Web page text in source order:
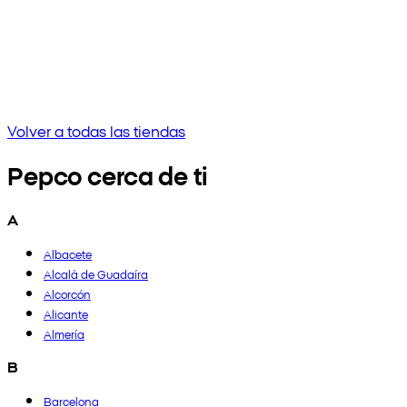
Volver a todas las tiendas
Pepco cerca de ti
A
Albacete
Alcalá de Guadaíra
Alcorcón
Alicante
Almería
B
Barcelona